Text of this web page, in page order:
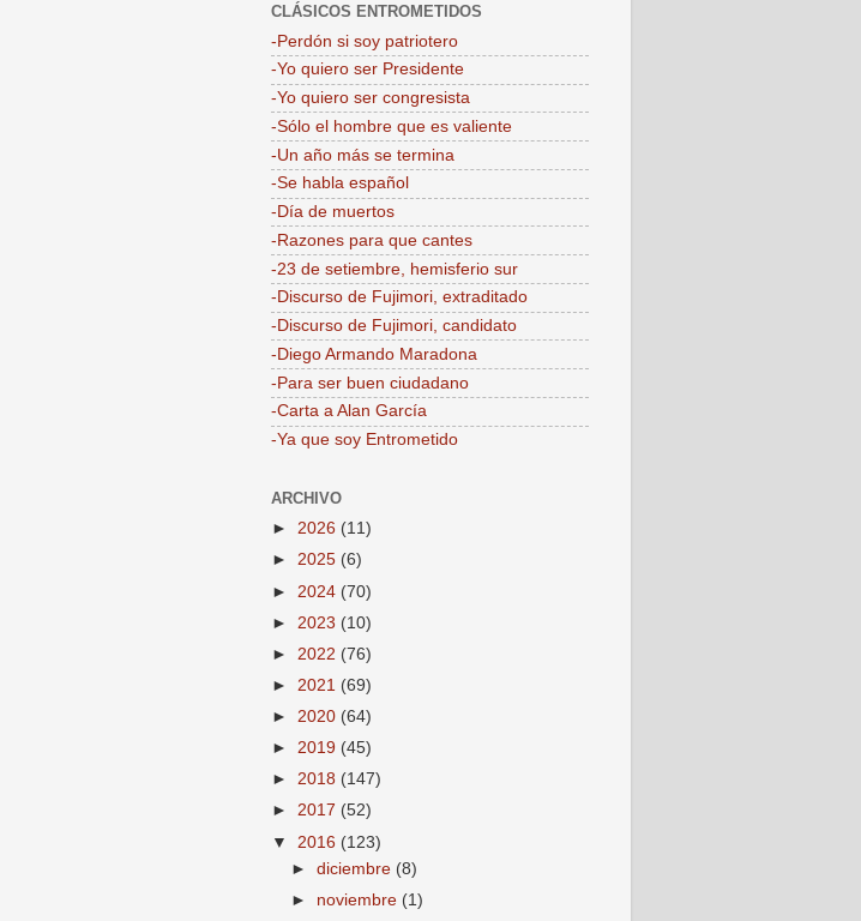
CLÁSICOS ENTROMETIDOS
-Perdón si soy patriotero
-Yo quiero ser Presidente
-Yo quiero ser congresista
-Sólo el hombre que es valiente
-Un año más se termina
-Se habla español
-Día de muertos
-Razones para que cantes
-23 de setiembre, hemisferio sur
-Discurso de Fujimori, extraditado
-Discurso de Fujimori, candidato
-Diego Armando Maradona
-Para ser buen ciudadano
-Carta a Alan García
-Ya que soy Entrometido
ARCHIVO
► 2026 (11)
► 2025 (6)
► 2024 (70)
► 2023 (10)
► 2022 (76)
► 2021 (69)
► 2020 (64)
► 2019 (45)
► 2018 (147)
► 2017 (52)
▼ 2016 (123)
►diciembre (8)
► noviembre (1)